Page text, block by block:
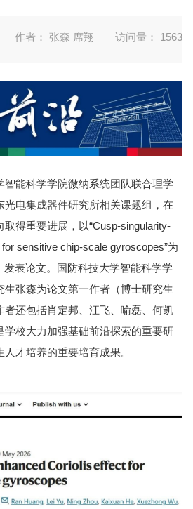
作者： 张森 席翔 访问量： 1563
智能科学学院微纳系统团队联合理学
光电集成器件研究所相关课题组，在
得重要进展，以“Cusp-singularity-
sensitive chip-scale gyroscopes”为
发表论文。国防科技大学智能科学学
生张森为论文第一作者（博士研究生
者还包括肖定邦、汪飞、喻磊、何凯
学校大力加强基础前沿探索的重要研
才培养的重要培育成果。